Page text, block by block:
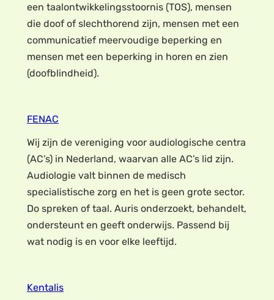
een taalontwikkelingsstoornis (TOS), mensen
die doof of slechthorend zijn, mensen met een
communicatief meervoudige beperking en
mensen met een beperking in horen en zien
(doofblindheid).
FENAC
Wij zijn de vereniging voor audiologische centra
(AC’s) in Nederland, waarvan alle AC’s lid zijn.
Audiologie valt binnen de medisch
specialistische zorg en het is geen grote sector.
Do spreken of taal. Auris onderzoekt, behandelt,
ondersteunt en geeft onderwijs. Passend bij
wat nodig is en voor elke leeftijd.
Kentalis